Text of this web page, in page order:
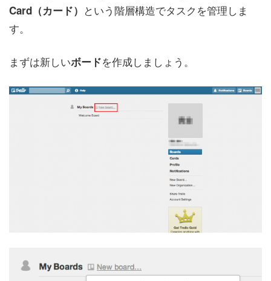
Card（カード） という階層構造でタスクを管理しま
す。
まずは新しいボードを作成しましょう。